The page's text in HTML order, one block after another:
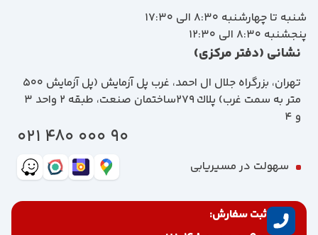
شنبه تا چهارشنبه 8:30 الی 17:30
پنجشنبه 8:30 الی 12:30
نشانی (دفتر مرکزی)
تهران، بزرگراه جلال ال احمد، غرب پل آزمايش (پل آزمايش ٥٠٠
متر به سمت غرب) پلاك 279ساختمان صنعت، طبقه 2 واحد 3
و 4
90 000 480 021
سهولت در مسیریابی
ثبت سفارش: